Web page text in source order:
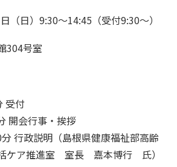
（日）9:30～14:45（受付9:30～）
304号室
受付
開会行事・挨拶
行政説明（島根県健康福祉部高齢
ケア推進室 室長 嘉本博行 氏）